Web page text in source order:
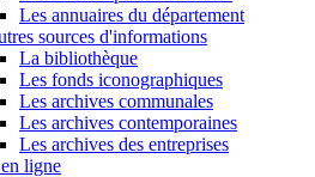
Les annuaires du département
sources d'informations
La bibliothèque
Les fonds iconographiques
Les archives communales
Les archives contemporaines
Les archives des entreprises
ligne